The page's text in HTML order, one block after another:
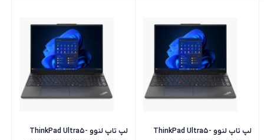
لپ تاپ لنوو ThinkPad Ultra5-
لپ تاپ لنوو ThinkPad Ultra5-